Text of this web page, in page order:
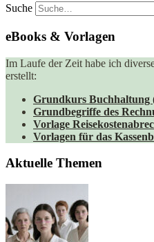
Suche
eBooks & Vorlagen
Im Laufe der Zeit habe ich
erstellt:
Grundkurs Buchhaltung
Grundbegriffe des
Vorlage
Vorlagen für das
Aktuelle Themen